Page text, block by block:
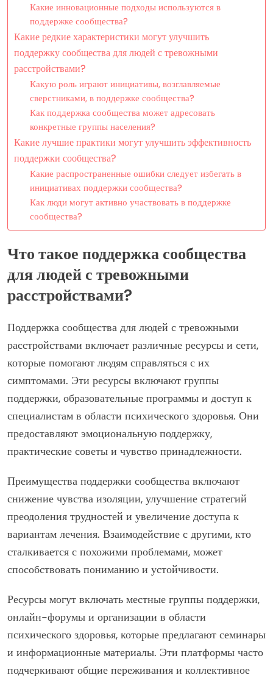
Какие инновационные подходы используются в
поддержке сообщества?
Какие редкие характеристики могут улучшить
поддержку сообщества для людей с тревожными
расстройствами?
Какую роль играют инициативы, возглавляемые
сверстниками, в поддержке сообщества?
Как поддержка сообщества может адресовать
конкретные группы населения?
Какие лучшие практики могут улучшить эффективность
поддержки сообщества?
Какие распространенные ошибки следует избегать в
инициативах поддержки сообщества?
Как люди могут активно участвовать в поддержке
сообщества?
Что такое поддержка сообщества
для людей с тревожными
расстройствами?
Поддержка сообщества для людей с тревожными
расстройствами включает различные ресурсы и сети,
которые помогают людям справляться с их
симптомами. Эти ресурсы включают группы
поддержки, образовательные программы и доступ к
специалистам в области психического здоровья. Они
предоставляют эмоциональную поддержку,
практические советы и чувство принадлежности.
Преимущества поддержки сообщества включают
снижение чувства изоляции, улучшение стратегий
преодоления трудностей и увеличение доступа к
вариантам лечения. Взаимодействие с другими, кто
сталкивается с похожими проблемами, может
способствовать пониманию и устойчивости.
Ресурсы могут включать местные группы поддержки,
онлайн-форумы и организации в области
психического здоровья, которые предлагают семинары
и информационные материалы. Эти платформы часто
подчеркивают общие переживания и коллективное